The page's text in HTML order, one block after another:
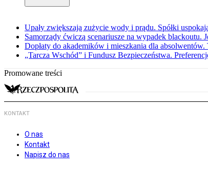
Upały zwiększają zużycie wody i prądu. Spółki
Samorządy ćwiczą scenariusze na wypadek blackoutu.
Dopłaty do akademików i mieszkania dla
„Tarcza Wschód” i Fundusz Bezpieczeństwa.
Promowane treści
KONTAKT
O nas
Kontakt
Napisz do nas